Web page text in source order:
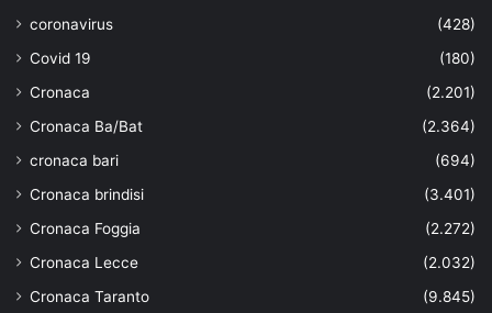
coronavirus
(428)
Covid 19
(180)
Cronaca
(2.201)
Cronaca Ba/Bat
(2.364)
cronaca bari
(694)
Cronaca brindisi
(3.401)
Cronaca Foggia
(2.272)
Cronaca Lecce
(2.032)
Cronaca Taranto
(9.845)